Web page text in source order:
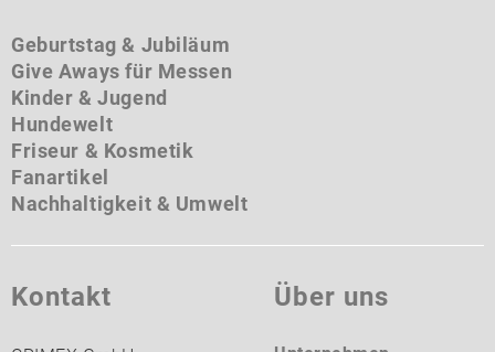
Geburtstag & Jubiläum
Give Aways für Messen
Kinder & Jugend
Hundewelt
Friseur & Kosmetik
Fanartikel
Nachhaltigkeit & Umwelt
Kontakt Über uns